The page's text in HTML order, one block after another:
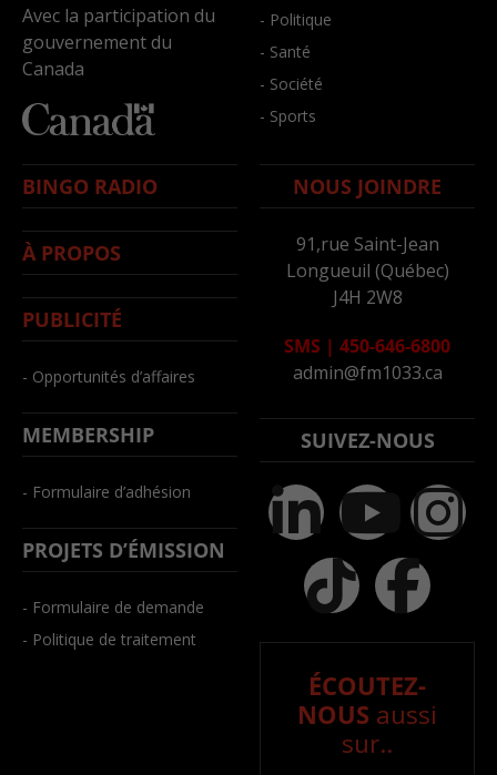
Avec la participation du
gouvernement du
Canada
- Politique
- Santé
- Société
- Sports
BINGO RADIO
À PROPOS
PUBLICITÉ
- Opportunités d’affaires
MEMBERSHIP
- Formulaire d’adhésion
PROJETS D’ÉMISSION
- Formulaire de demande
- Politique de traitement
NOUS JOINDRE
91,rue Saint-Jean
Longueuil (Québec)
J4H 2W8
SMS | 450-646-6800
admin@fm1033.ca
SUIVEZ-NOUS
ÉCOUTEZ-
NOUS aussi
sur..